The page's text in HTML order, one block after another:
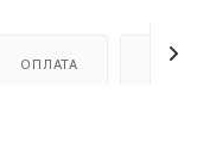
ОПЛАТА